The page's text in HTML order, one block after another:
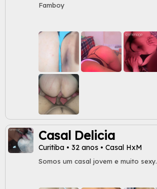
Famboy
Casal Delicia
Curitiba • 32 anos • Casal HxM
Somos um casal jovem e muito sexy.